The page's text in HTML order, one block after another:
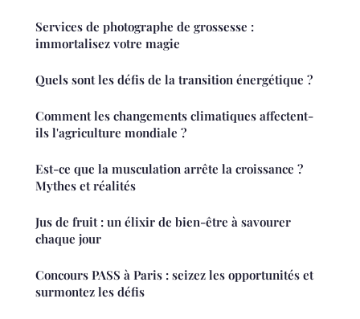
Services de photographe de grossesse :
immortalisez votre magie
Quels sont les défis de la transition énergétique ?
Comment les changements climatiques affectent-
ils l'agriculture mondiale ?
Est-ce que la musculation arrête la croissance ?
Mythes et réalités
Jus de fruit : un élixir de bien-être à savourer
chaque jour
Concours PASS à Paris : seizez les opportunités et
surmontez les défis